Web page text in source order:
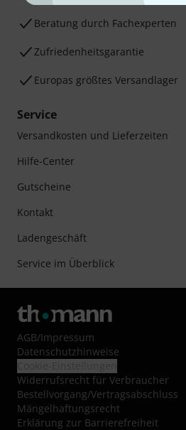
Beratung durch Fachexperten
Zufriedenheitsgarantie
Europas größtes Versandlager
Service
Versandkosten und Lieferzeiten
Hilfe-Center
Gutscheine
Kontakt
Ladengeschäft
Service im Überblick
AGB/Impressum
Datenschutzhinweise
Widerrufsrecht für Verbraucher
Bestellvorgang/Vertragsabschluss
Mängelhaftungsrecht
Erklärung zur Barrierefreiheit